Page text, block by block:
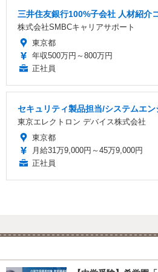
三井住友銀行100%子会社 人材紹介
株式会社SMBCキャリアサポート
東京都
年収500万円～800万円
正社員
セキュリティ製品担当/システムエン
東京エレクトロン デバイス株式会社
東京都
月給31万9,000円～45万9,000円
正社員